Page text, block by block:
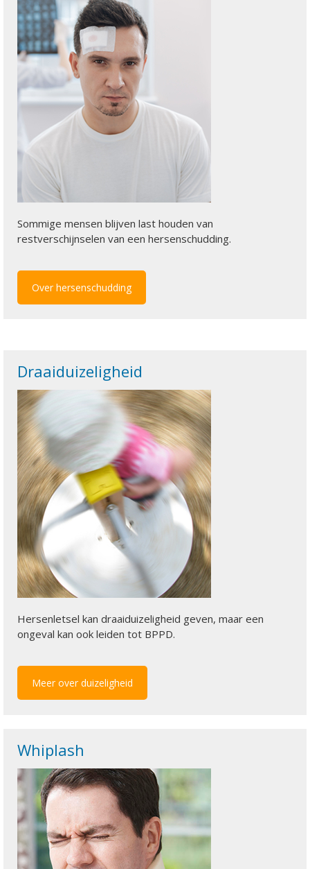
Sommige mensen blijven last houden van
restverschijnselen van een hersenschudding.
Over hersenschudding
Draaiduizeligheid
Hersenletsel kan draaiduizeligheid geven, maar een
ongeval kan ook leiden tot BPPD.
Meer over duizeligheid
Whiplash